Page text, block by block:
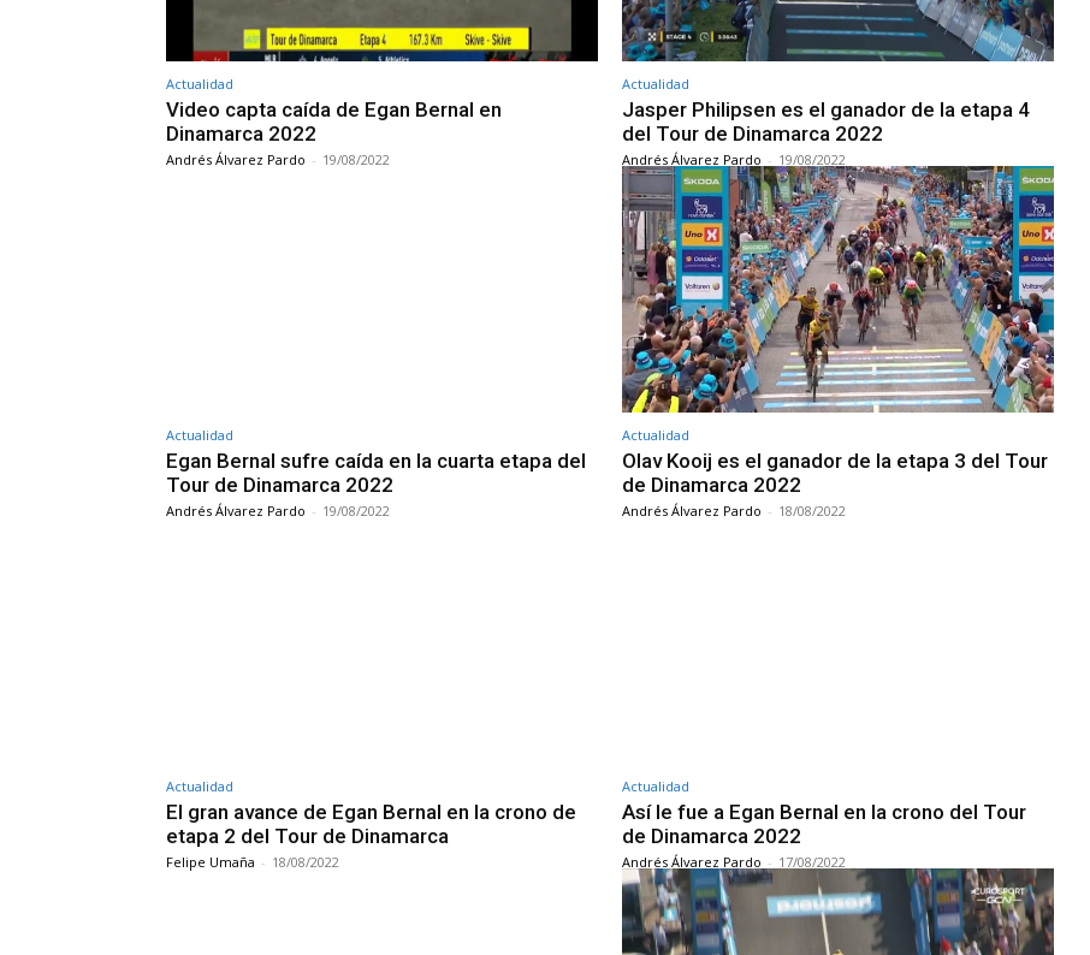
Actualidad
Video capta caída de Egan Bernal en
Dinamarca 2022
Andrés Álvarez Pardo - 19/08/2022
Actualidad
Jasper Philipsen es el ganador de la etapa 4
del Tour de Dinamarca 2022
Andrés Álvarez Pardo - 19/08/2022
Actualidad
Egan Bernal sufre caída en la cuarta etapa del
Tour de Dinamarca 2022
Andrés Álvarez Pardo - 19/08/2022
Actualidad
Olav Kooij es el ganador de la etapa 3 del Tour
de Dinamarca 2022
Andrés Álvarez Pardo - 18/08/2022
Actualidad
El gran avance de Egan Bernal en la crono de
etapa 2 del Tour de Dinamarca
Felipe Umaña - 18/08/2022
Actualidad
Así le fue a Egan Bernal en la crono del Tour
de Dinamarca 2022
Andrés Álvarez Pardo - 17/08/2022